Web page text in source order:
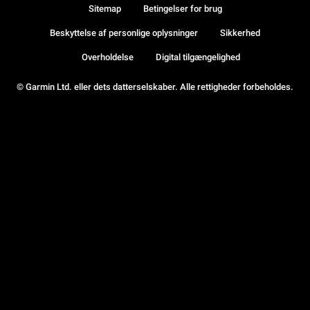
© Garmin Ltd. eller dets datterselskaber. Alle rettigheder forbeholdes.
Sitemap Betingelser for brug
Beskyttelse af personlige oplysninger Sikkerhed
Overholdelse Digital tilgængelighed